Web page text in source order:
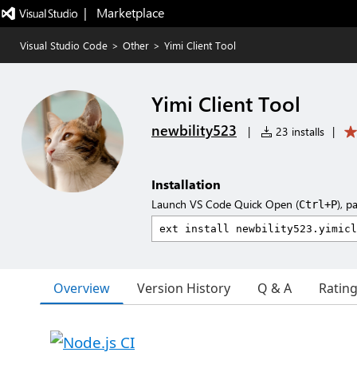
|   Marketplace
Visual Studio Code > Other > Yimi Client Tool
Yimi Client Tool
newbility523 | 23 installs |
Installation
Launch VS Code Quick Open (Ctrl+P),
Overview Version History Q & A